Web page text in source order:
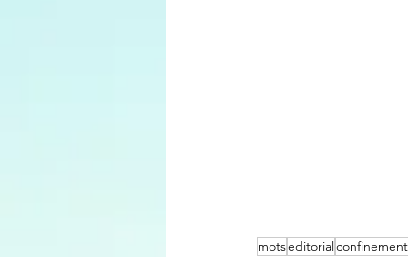
motseditorialconfinement